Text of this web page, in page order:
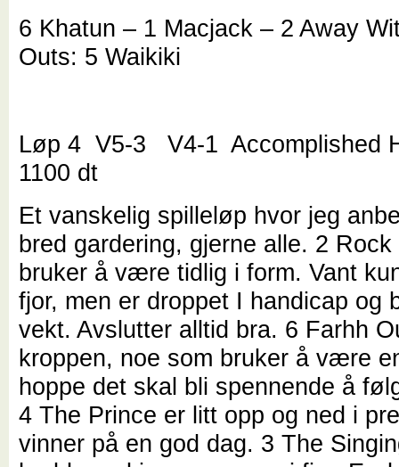
6 Khatun – 1 Macjack – 2 Away
Outs: 5 Waikiki
Løp 4 V5-3 V4-1 Accomplished
1100 dt
Et vanskelig spilleløp hvor jeg
bred gardering, gjerne alle. 2
bruker å være tidlig i form. Vant
fjor, men er droppet I handicap og
vekt. Avslutter alltid bra. 6 Farhh
kroppen, noe som bruker å være
hoppe det skal bli spennende å
4 The Prince er litt opp og ned i
vinner på en god dag. 3 The